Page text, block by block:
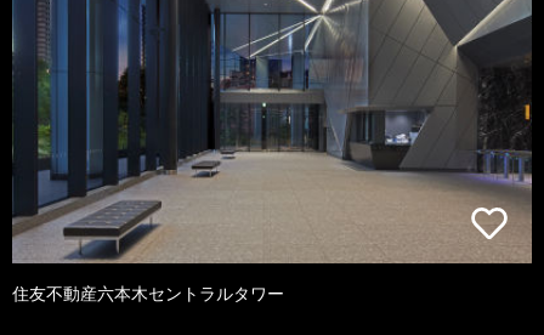
住友不動産六本木セントラルタワー